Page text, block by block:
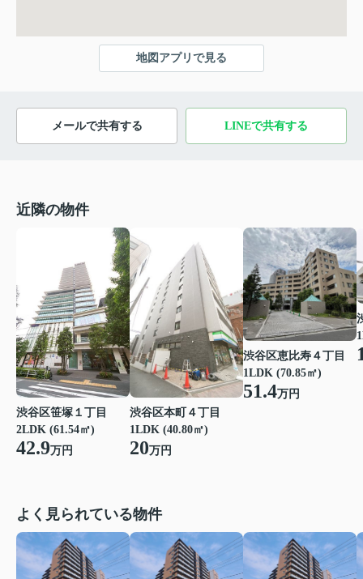
地図アプリで見る
メールで共有する LINEで共有する
近隣の物件
渋谷区笹塚１丁目
2LDK (61.54㎡)
42.9万円
渋谷区本町４丁目
1LDK (40.80㎡)
20万円
渋谷区恵比寿４丁目
1LDK (70.85㎡)
51.4万円
よく見られている物件